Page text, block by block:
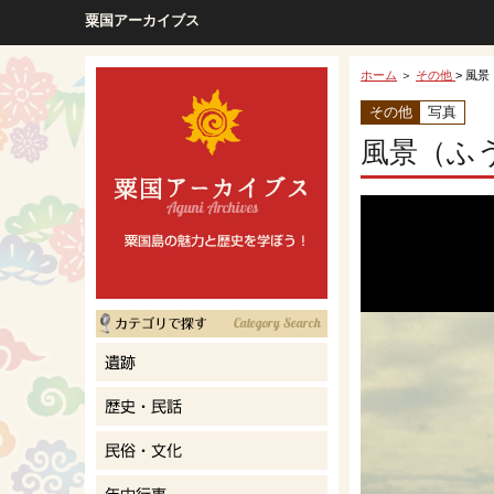
粟国アーカイブス
ホーム ＞ その他 > 風景
その他 写真
風景（ふ